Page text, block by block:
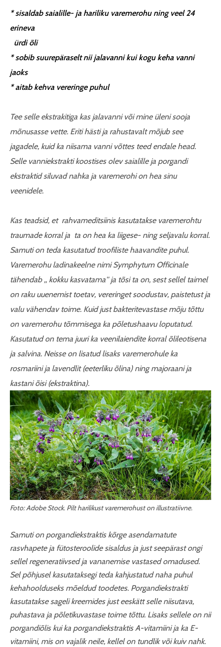
*sisaldab saialille- ja hariliku varemerohu ning veel 24
erineva
ürdi õli
*sobib suurepäraselt nii jalavanni kui kogu keha vanni
jaoks
*aitab kehva vereringe puhul
Tee selle ekstrakitiga kas jalavanni või mine üleni sooja
mõnusasse vette. Eriti hästi ja rahustavalt mõjub see
jagadele, kuid ka niisama vanni võttes teed endale head.
Selle vanniekstrakti koostises olev saialille ja porgandi
ekstraktid siluvad nahka ja varemerohi on hea sinu
veenidele.
Kas teadsid, et rahvameditsiinis kasutatakse varemerohtu
traumade korral ja ta on hea ka liigese- ning seljavalu korral.
Samuti on teda kasutatud troofiliste haavandite puhul.
Varemerohu ladinakeelne nimi Symphytum Officinale
tähendab ,, kokku kasvatama'' ja tõsi ta on, sest sellel taimel
on raku uuenemist toetav, vereringet soodustav, paistetust ja
valu vähendav toime. Kuid just bakteritevastase mõju tõttu
on varemerohu tõmmisega ka põletushaavu loputatud.
Kasutatud on tema juuri ka veenilaiendite korral õlileotisena
ja salvina. Neisse on lisatud lisaks varemerohule ka
rosmariini ja lavendlit (eeterliku õlina) ning majoraani ja
kastani õisi (ekstraktina).
Foto: Adobe Stock. Pilt harilikust varemerohust on illustratiivne.
Samuti on porgandiekstraktis kõrge asendamatute
rasvhapete ja fütosteroolide sisaldus ja just seepärast ongi
sellel regeneratiivsed ja vananemise vastased omadused.
Sel põhjusel kasutataksegi teda kahjustatud naha puhul
kehahoolduseks mõeldud toodetes. Porgandiekstrakti
kasutatakse sageli kreemides just eeskätt selle niisutava,
puhastava ja põletikuvastase toime tõttu. Lisaks sellele on nii
porgandiõlis kui ka porgandiekstraktis A-vitamiini ja ka E-
vitamiini, mis on vajalik neile, kellel on tundlik või kuiv nahk.